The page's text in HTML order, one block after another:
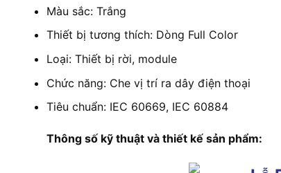
Màu sắc: Trắng
Thiết bị tương thích: Dòng Full Color
Loại: Thiết bị rời, module
Chức năng: Che vị trí ra dây điện thoại
Tiêu chuẩn: IEC 60669, IEC 60884
Thông số kỹ thuật và thiết kế sản phẩm: